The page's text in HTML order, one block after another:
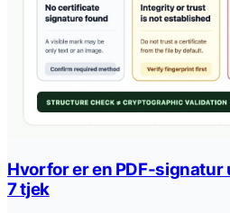
Hvorfor er en PDF-
7 tjek